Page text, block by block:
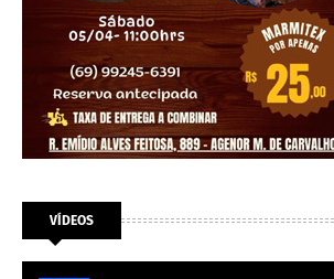
VÍDEOS